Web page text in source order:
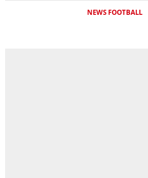
NEWS FOOTBALL